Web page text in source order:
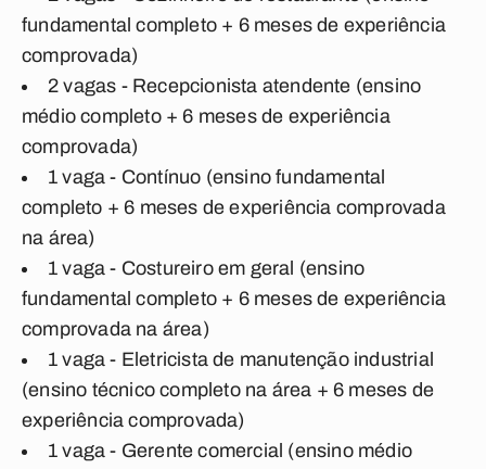
fundamental completo + 6 meses de experiência
comprovada)
2 vagas - Recepcionista atendente (ensino
médio completo + 6 meses de experiência
comprovada)
1 vaga - Contínuo (ensino fundamental
completo + 6 meses de experiência comprovada
na área)
1 vaga - Costureiro em geral (ensino
fundamental completo + 6 meses de experiência
comprovada na área)
1 vaga - Eletricista de manutenção industrial
(ensino técnico completo na área + 6 meses de
experiência comprovada)
1 vaga - Gerente comercial (ensino médio